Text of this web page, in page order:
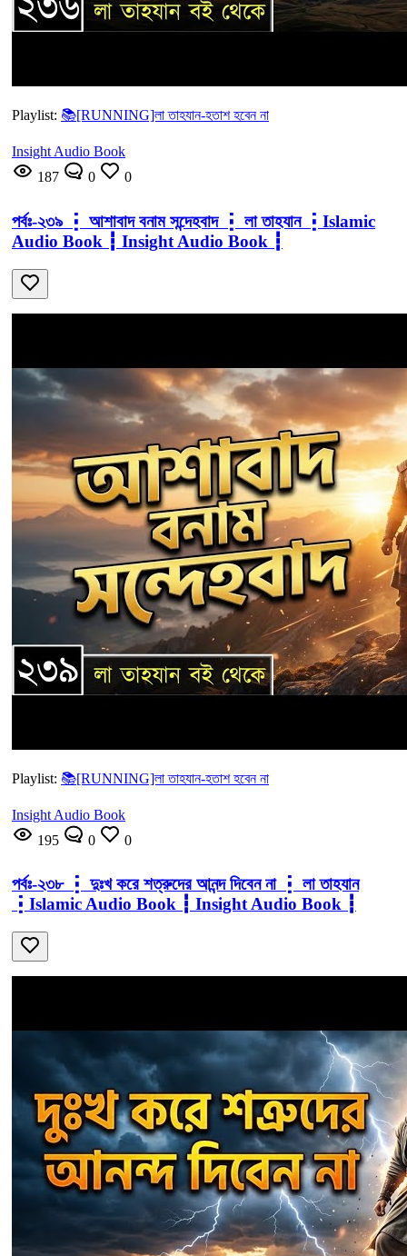
Playlist: 📚[RUNNING]লা তাহযান-হতাশ হবেন না
Insight Audio Book
187
0 0
পর্বঃ-২৩৯ ┇ আশাবাদ বনাম সন্দেহবাদ ┇ লা তাহযান ┇Islamic
Audio Book ┇ Insight Audio Book ┇
Playlist: 📚[RUNNING]লা তাহযান-হতাশ হবেন না
Insight Audio Book
195
0 0
পর্বঃ-২৩৮ ┇ দুঃখ করে শত্রুদের আনন্দ দিবেন না ┇ লা তাহযান
┇Islamic Audio Book ┇ Insight Audio Book ┇